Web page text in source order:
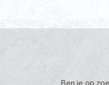
Ben je op